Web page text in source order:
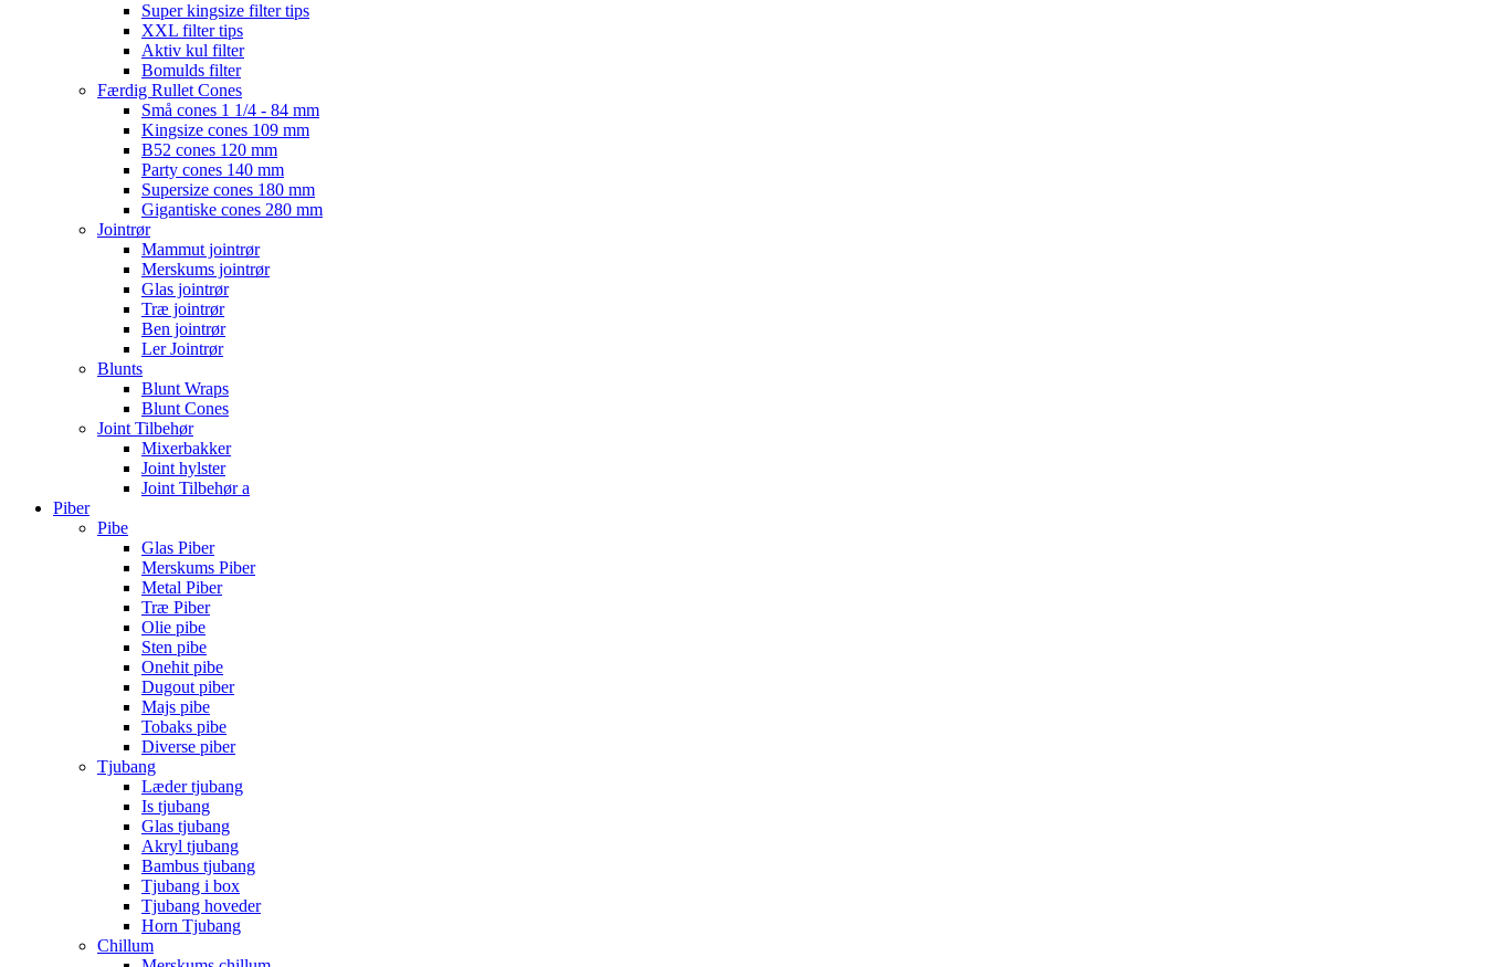
Super kingsize filter tips
XXL filter tips
Aktiv kul filter
Bomulds filter
Færdig Rullet Cones
Små cones 1 1/4 - 84 mm
Kingsize cones 109 mm
B52 cones 120 mm
Party cones 140 mm
Supersize cones 180 mm
Gigantiske cones 280 mm
Jointrør
Mammut jointrør
Merskums jointrør
Glas jointrør
Træ jointrør
Ben jointrør
Ler Jointrør
Blunts
Blunt Wraps
Blunt Cones
Joint Tilbehør
Mixerbakker
Joint hylster
Joint Tilbehør a
Piber
Pibe
Glas Piber
Merskums Piber
Metal Piber
Træ Piber
Olie pibe
Sten pibe
Onehit pibe
Dugout piber
Majs pibe
Tobaks pibe
Diverse piber
Tjubang
Læder tjubang
Is tjubang
Glas tjubang
Akryl tjubang
Bambus tjubang
Tjubang i box
Tjubang hoveder
Horn Tjubang
Chillum